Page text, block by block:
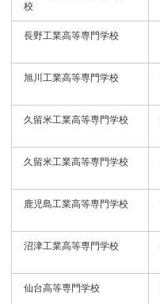
校
長野工業高等専門学校
旭川工業高等専門学校
久留米工業高等専門学校
久留米工業高等専門学校
鹿児島工業高等専門学校
沼津工業高等専門学校
仙台高等専門学校